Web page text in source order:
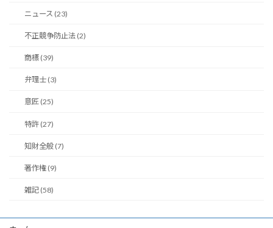
ニュース (23)
不正競争防止法 (2)
商標 (39)
弁理士 (3)
意匠 (25)
特許 (27)
知財全般 (7)
著作権 (9)
雑記 (58)